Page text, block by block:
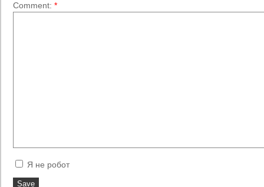
Comment: *
Я не робот